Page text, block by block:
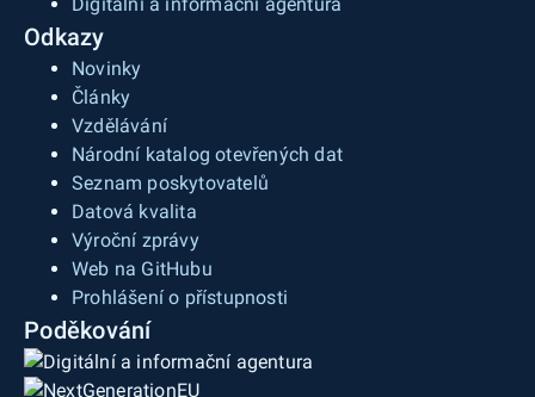
Odkazy
Novinky
Články
Vzdělávání
Národní katalog otevřených dat
Seznam poskytovatelů
Datová kvalita
Výroční zprávy
Web na GitHubu
Prohlášení o přístupnosti
Poděkování